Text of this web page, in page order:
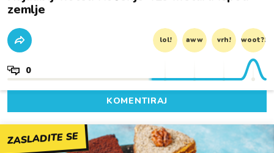
zemlje
lol! aww vrh! woot?!
0
KOMENTIRAJ
ZASLADITE SE